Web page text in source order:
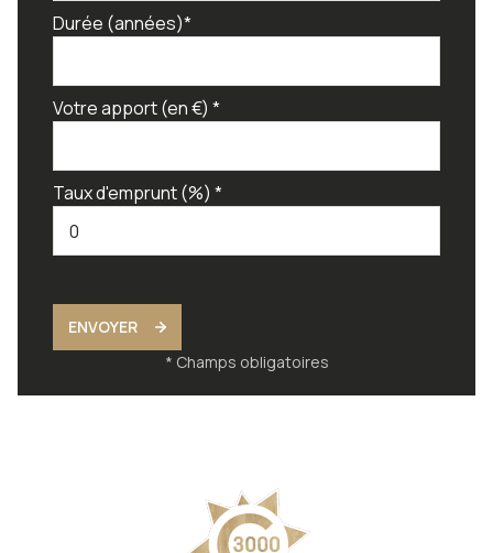
Durée (années)*
Votre apport (en €) *
Taux d'emprunt (%) *
ENVOYER
* Champs obligatoires